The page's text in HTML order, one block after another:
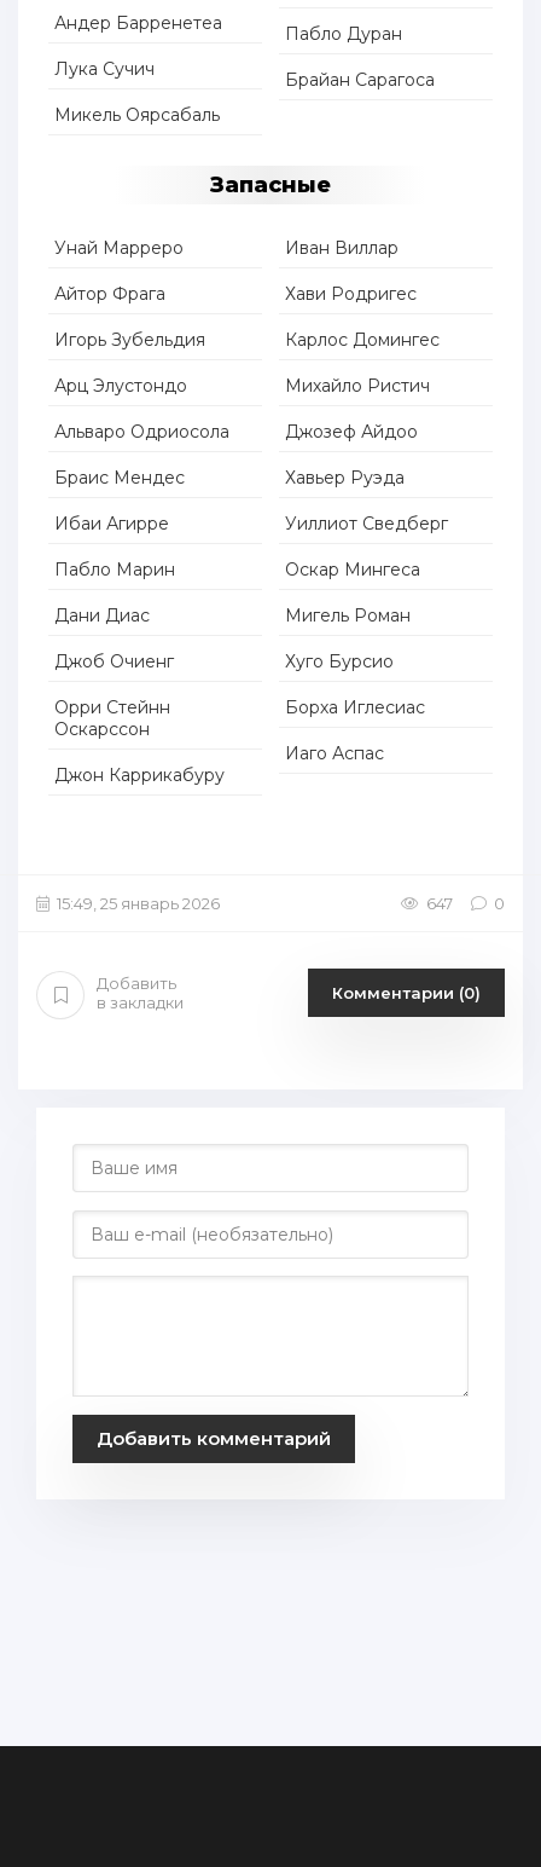
Андер Барренетеа
Лука Сучич
Микель Оярсабаль
Пабло Дуран
Брайан Сарагоса
Запасные
Унай Марреро
Айтор Фрага
Игорь Зубельдия
Арц Элустондо
Альваро Одриосола
Браис Мендес
Ибаи Агирре
Пабло Марин
Дани Диас
Джоб Очиенг
Орри Стейнн
Оскарссон
Джон Каррикабуру
Иван Виллар
Хави Родригес
Карлос Домингес
Михайло Ристич
Джозеф Айдоо
Хавьер Руэда
Уиллиот Сведберг
Оскар Мингеса
Мигель Роман
Хуго Бурсио
Борха Иглесиас
Иаго Аспас
15:49, 25 январь 2026 647 0
Добавить
в закладки
Комментарии (0)
Добавить комментарий